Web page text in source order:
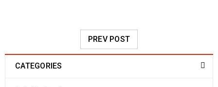
PREV POST
CATEGORIES